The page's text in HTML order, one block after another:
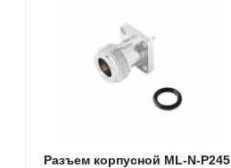
Разъем корпусной ML-N-P245